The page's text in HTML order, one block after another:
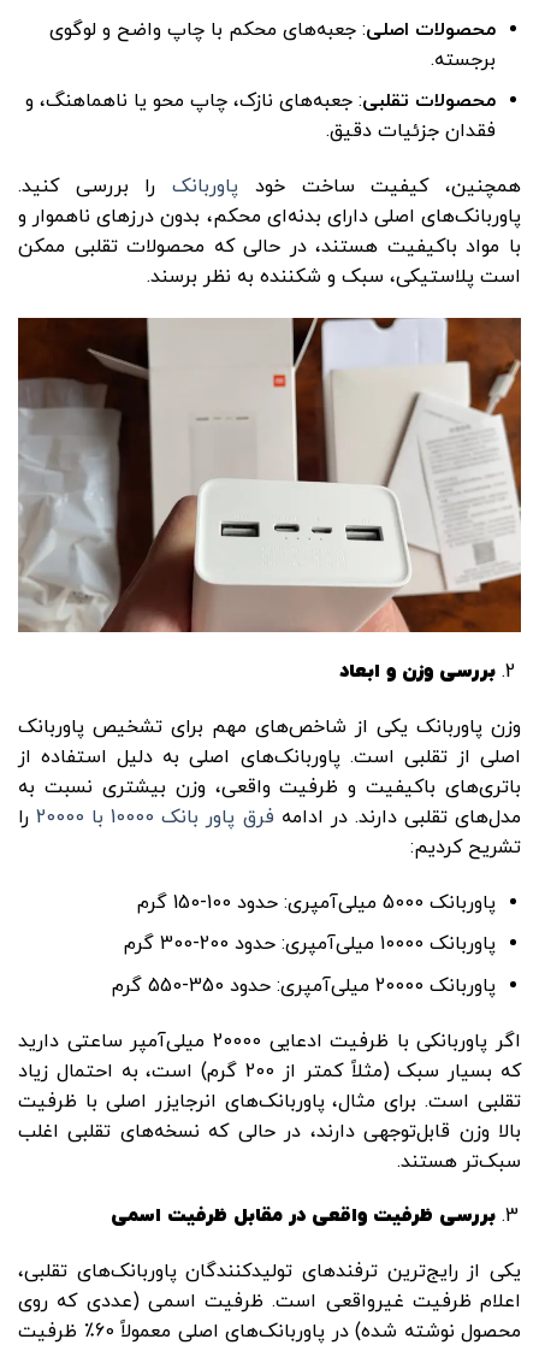
محصولات اصلی: جعبه‌های محکم با چاپ واضح و لوگوی
برجسته.
محصولات تقلبی: جعبه‌های نازک، چاپ محو یا ناهماهنگ، و
فقدان جزئیات دقیق.
همچنین، کیفیت ساخت خود پاوربانکرا بررسی کنید.
پاوربانک‌های اصلی دارای بدنه‌ای محکم، بدون درزهای ناهموار و
با مواد باکیفیت هستند، در حالی که محصولات تقلبی ممکن
است پلاستیکی، سبک و شکننده به نظر برسند.
بررسی وزن و ابعاد
وزن پاوربانک یکی از شاخص‌های مهم برای تشخیص پاوربانک
اصلی از تقلبی است. پاوربانک‌های اصلی به دلیل استفاده از
باتری‌های باکیفیت و ظرفیت واقعی، وزن بیشتری نسبت به
مدل‌های تقلبی دارند. در ادامه فرق پاور بانک 10000 با 20000
را
تشریح کردیم:
پاوربانک 5000 میلی‌آمپری: حدود 100-150 گرم
پاوربانک 10000 میلی‌آمپری: حدود 200-300 گرم
پاوربانک 20000 میلی‌آمپری: حدود 350-550 گرم
اگر پاوربانکی با ظرفیت ادعایی 20000 میلی‌آمپر ساعتی دارید
که بسیار سبک (مثلاً کمتر از 200 گرم) است، به احتمال زیاد
تقلبی است. برای مثال، پاوربانک‌های انرجایزر اصلی با ظرفیت
بالا وزن قابل‌توجهی دارند، در حالی که نسخه‌های تقلبی اغلب
سبک‌تر هستند.
بررسی ظرفیت واقعی در مقابل ظرفیت اسمی
یکی از رایج‌ترین ترفندهای تولیدکنندگان پاوربانک‌های تقلبی،
اعلام ظرفیت غیرواقعی است. ظرفیت اسمی (عددی که روی
محصول نوشته شده) در پاوربانک‌های اصلی معمولاً 60٪ ظرفیت